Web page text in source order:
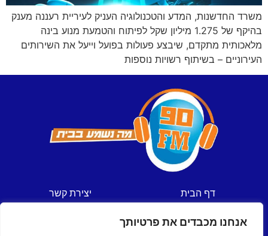
אנחנו מכבדים את פרטיותך
משרד החדשנות, המדע והטכנולוגיה העניק לעיריית רעננה מענק
בהיקף של 1.275 מיליון שקל לפיתוח והטמעת מנוע בינה
מלאכותית מתקדם, שיבצע פעולות בפועל וייעל את השירותים
העירוניים – בשיתוף רשויות נוספות
דף הבית
ספורט
יצירת קשר